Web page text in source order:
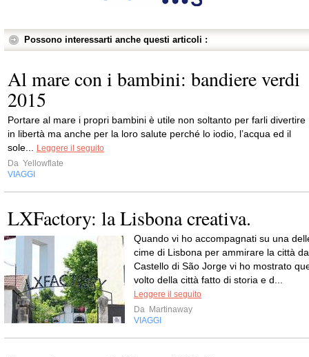
Possono interessarti anche questi articoli :
Al mare con i bambini: bandiere verdi
2015
Portare al mare i propri bambini è utile non soltanto per farli divertire
in libertà ma anche per la loro salute perché lo iodio, l’acqua ed il
sole...
Leggere il seguito
Da Yellowflate
VIAGGI
LXFactory: la Lisbona creativa.
Quando vi ho accompagnati su una
cime di Lisbona per ammirare la città
Castello di São Jorge vi ho mostrato
volto della città fatto di storia e d...
Leggere il seguito
Da Martinaway
VIAGGI